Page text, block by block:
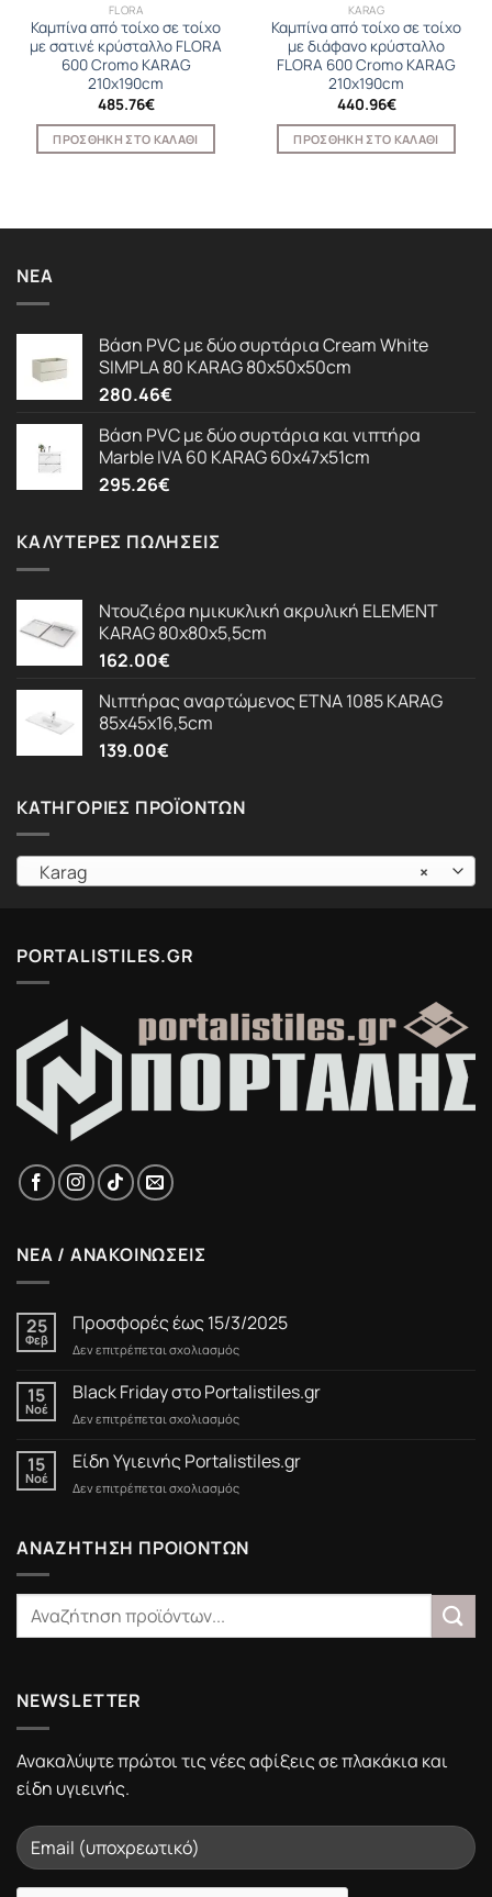
FLORA
Καμπίνα από τοίχο σε τοίχο
με σατινέ κρύσταλλο FLORA
600 Cromo KARAG
210x190cm
485.76€
ΠΡΟΣΘΉΚΗ ΣΤΟ ΚΑΛΆΘΙ
KARAG
Καμπίνα από τοίχο σε τοίχο
με διάφανο κρύσταλλο
FLORA 600 Cromo KARAG
210x190cm
440.96€
ΠΡΟΣΘΉΚΗ ΣΤΟ ΚΑΛΆΘΙ
ΝΈΑ
Βάση PVC με δύο συρτάρια Cream White
SIMPLA 80 KARAG 80x50x50cm
280.46€
Βάση PVC με δύο συρτάρια και νιπτήρα
Marble IVA 60 KARAG 60x47x51cm
295.26€
ΚΑΛΎΤΕΡΕΣ ΠΩΛΉΣΕΙΣ
Ντουζιέρα ημικυκλική ακρυλική ELEMENT
KARAG 80x80x5,5cm
162.00€
Νιπτήρας αναρτώμενος ETNA 1085 KARAG
85x45x16,5cm
139.00€
ΚΑΤΗΓΟΡΊΕΣ ΠΡΟΪΌΝΤΩΝ
×
Karag
PORTALISTILES.GR
ΝΕΑ / ΑΝΑΚΟΙΝΩΣΕΙΣ
25
Φεβ
Προσφορές έως 15/3/2025
Δεν επιτρέπεται σχολιασμόςστο
έως
15/3/2025
15
Νοέ
Black Friday στο Portalistiles.gr
Δεν επιτρέπεται σχολιασμόςστο
Friday
στο
Portalistiles.gr
15
Νοέ
Είδη Υγιεινής Portalistiles.gr
Δεν επιτρέπεται σχολιασμόςστο
Portalistiles.gr
ΑΝΑΖΗΤΗΣΗ ΠΡΟΙΟΝΤΩΝ
NEWSLETTER
Ανακαλύψτε πρώτοι τις νέες αφίξεις σε πλακάκια και
είδη υγιεινής.